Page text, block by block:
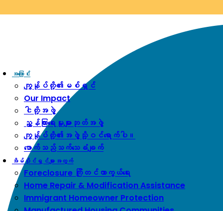
Be aware of scams: WHRC does not make unsolicited phone
If you receive a suspicious call claiming to be from WHRC, please
877-894-4663
Impacted by the recent wildfires?
877-894-4663
အကြောင်း
ကျွန်ုပ်တို့၏မစ်ရှင်
Our Impact
ငါတို့အဖွဲ့
ညွှန်ကြားရေးမှုးများဘုတ်အဖွဲ့
ကျွန်ုပ်တို့၏အဖွဲ့သို့ဝင်ရောက်ပါ။
ဖောက်သည်သက်သေခံချက်
အိမ်ပိုင်ရှင်များအတွက်
Foreclosure ကြိုတင်ကာကွယ်ရေး
Home Repair & Modification Assistance
Immigrant Homeowner Protection